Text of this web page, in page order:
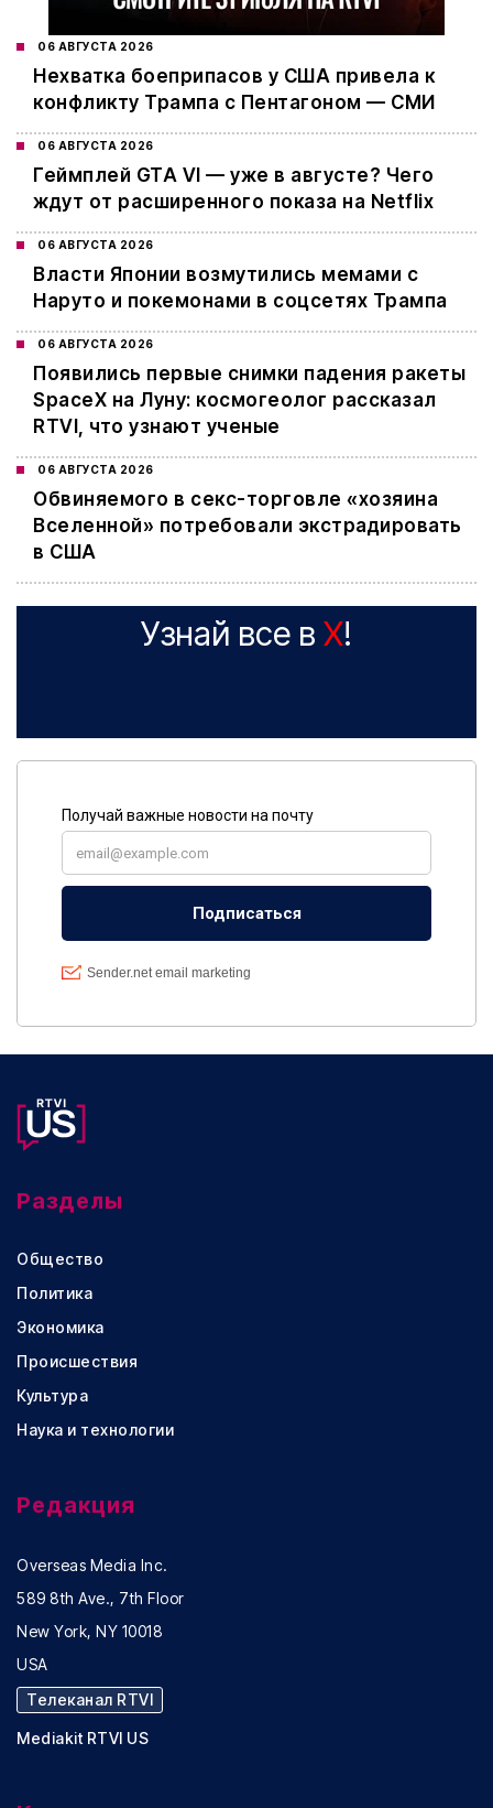
06 АВГУСТА 2026
Нехватка боеприпасов у США привела к
конфликту Трампа с Пентагоном — СМИ
06 АВГУСТА 2026
Геймплей GTA VI — уже в августе? Чего
ждут от расширенного показа на Netflix
06 АВГУСТА 2026
Власти Японии возмутились мемами с
Наруто и покемонами в соцсетях Трампа
06 АВГУСТА 2026
Появились первые снимки падения ракеты
SpaceX на Луну: космогеолог рассказал
RTVI, что узнают ученые
06 АВГУСТА 2026
Обвиняемого в секс-торговле «хозяина
Вселенной» потребовали экстрадировать
в США
Узнай все в X!
Разделы
Общество
Политика
Экономика
Происшествия
Культура
Наука и технологии
Редакция
Overseas Media Inc.
589 8th Ave., 7th Floor
New York, NY 10018
USA
Телеканал RTVI
Mediakit RTVI US